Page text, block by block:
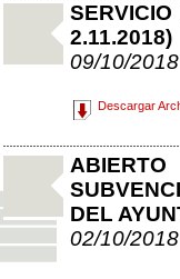
2.11.2018)
09/10/2018
Descargar
DEL
02/10/2018